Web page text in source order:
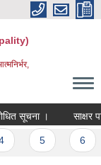
सूचना । साक्षर